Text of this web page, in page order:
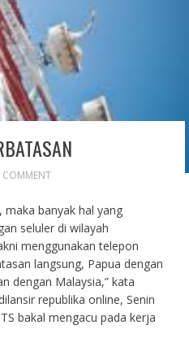
COMMENT
maka banyak hal yang
seluler di wilayah
menggunakan telepon
langsung, Papua dengan
dengan Malaysia,” kata
republika online, Senin
bakal mengacu pada kerja